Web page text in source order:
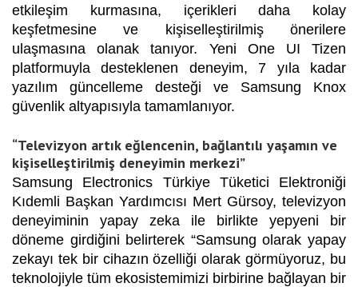
etkileşim kurmasına, içerikleri daha kolay
keşfetmesine ve kişiselleştirilmiş önerilere
ulaşmasına olanak tanıyor. Yeni One UI Tizen
platformuyla desteklenen deneyim, 7 yıla kadar
yazılım güncelleme desteği ve Samsung Knox
güvenlik altyapısıyla tamamlanıyor.
“Televizyon artık eğlencenin, bağlantılı yaşamın ve
kişiselleştirilmiş deneyimin merkezi”
Samsung Electronics Türkiye Tüketici Elektroniği
Kıdemli Başkan Yardımcısı Mert Gürsoy, televizyon
deneyiminin yapay zeka ile birlikte yepyeni bir
döneme girdiğini belirterek “Samsung olarak yapay
zekayı tek bir cihazın özelliği olarak görmüyoruz, bu
teknolojiyle tüm ekosistemimizi birbirine bağlayan bir